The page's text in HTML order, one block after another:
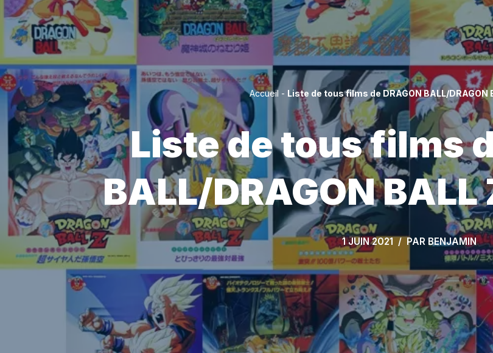
Accueil - Liste de tous films de DRAGON BALL/DRAGON
Liste de tous films
BALL/DRAGON BALL
1 JUIN 2021 PAR BENJAMIN